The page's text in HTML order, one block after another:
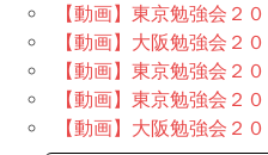
【動画】東京勉強会２
【動画】大阪勉強会２
【動画】東京勉強会２
【動画】東京勉強会２
【動画】大阪勉強会２